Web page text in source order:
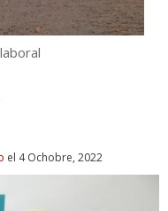
el 4 Ochobre, 2022